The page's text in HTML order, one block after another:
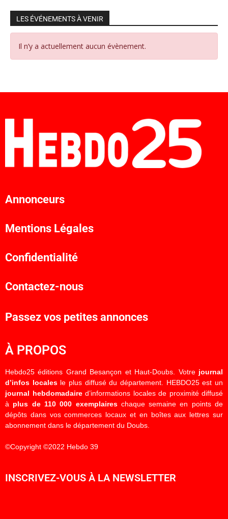
LES ÉVÉNEMENTS À VENIR
Il n’y a actuellement aucun évènement.
Annonceurs
Mentions Légales
Confidentialité
Contactez-nous
Passez vos petites annonces
À PROPOS
Hebdo25 éditions Grand Besançon et Haut-Doubs. Votre journal
d’infos localesle plus diffusé du département. HEBDO25 est un
journal hebdomadaired’informations locales de proximité diffusé
à plus de 110 000 exemplaireschaque semaine en points de
dépôts dans vos commerces locaux et en boîtes aux lettres sur
abonnement dans le département du Doubs.
©Copyright ©2022 Hebdo 39
INSCRIVEZ-VOUS À LA NEWSLETTER